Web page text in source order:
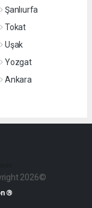
Şanlıurfa
Tokat
Uşak
Yozgat
Ankara
2026©
®